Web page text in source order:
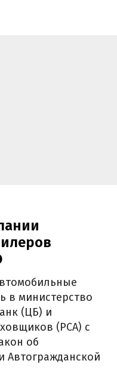
в министерство
(ЦБ) и
(РСА) с
об
Автогражданской